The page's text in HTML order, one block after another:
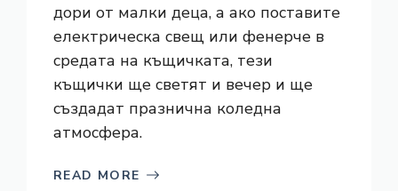
дори от малки деца, а ако поставите
електрическа свещ или фенерче в
средата на къщичката, тези
къщички ще светят и вечер и ще
създадат празнична коледна
атмосфера.
READ MORE